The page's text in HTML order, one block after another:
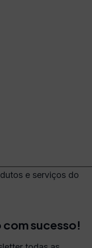
e serviços do
sucesso!